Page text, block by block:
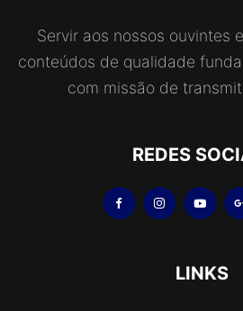
Servir aos nossos ouvintes
conteúdos de qualidade
com missão de
REDES
LINKS